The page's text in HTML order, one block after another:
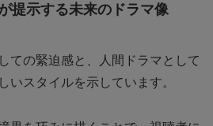
提示する未来のドラマ像
ての緊迫感と、人間ドラマとして
いスタイルを示しています。